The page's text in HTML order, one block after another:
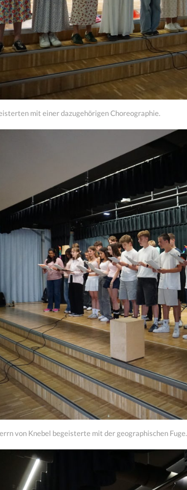
mit einer dazugehörigen Choreographie.
von Knebel begeisterte mit der geographischen Fuge.